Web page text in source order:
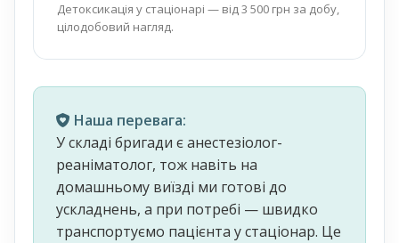
Детоксикація у стаціонарі — від 3 500 грн за добу,
цілодобовий нагляд.
Наша перевага:
У складі бригади є анестезіолог-
реаніматолог, тож навіть на
домашньому виїзді ми готові до
ускладнень, а при потребі — швидко
транспортуємо пацієнта у стаціонар. Це